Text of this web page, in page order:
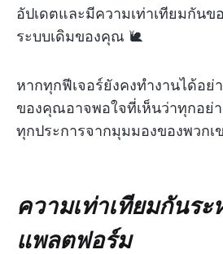
อัปเดตและมีความเท่าเทียมกันข
ระบบเดิมของคุณ 🐌
หากทุกฟีเจอร์ยังคงทำงานได้อ
ของคุณอาจพอใจที่เห็นว่าทุกอย่า
ทุกประการจากมุมมองของพวกเ
ความเท่าเทียมกันระ
แพลตฟอร์ม